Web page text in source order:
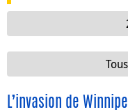
L’invasion de